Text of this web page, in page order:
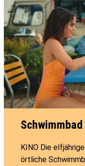
KINO Die
örtliche